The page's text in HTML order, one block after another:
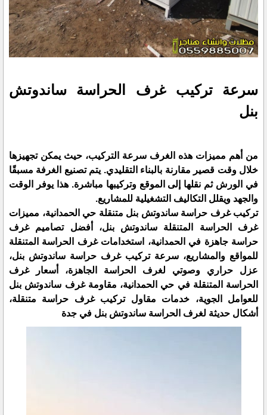
سرعة تركيب غرف الحراسة ساندوتش
بنل
من أهم مميزات هذه الغرف سرعة التركيب، حيث يمكن تجهيزها
خلال وقت قصير مقارنة بالبناء التقليدي. يتم تصنيع الغرفة مسبقًا
في الورش ثم نقلها إلى الموقع وتركيبها مباشرة. هذا يوفر الوقت
والجهد ويقلل التكاليف التشغيلية للمشاريع.
تركيب غرف حراسة ساندوتش بنل متنقلة حي الحمدانية، مميزات
غرف الحراسة المتنقلة ساندوتش بنل، أفضل تصاميم غرف
حراسة جاهزة في الحمدانية، استخدامات غرف الحراسة المتنقلة
للمواقع والمشاريع، سرعة تركيب غرف حراسة ساندوتش بنل،
عزل حراري وصوتي لغرف الحراسة الجاهزة، أسعار غرف
الحراسة المتنقلة في حي الحمدانية، مقاومة غرف ساندوتش بنل
للعوامل الجوية، خدمات مقاول تركيب غرف حراسة متنقلة،
أشكال حديثة لغرف الحراسة ساندوتش بنل في جدة